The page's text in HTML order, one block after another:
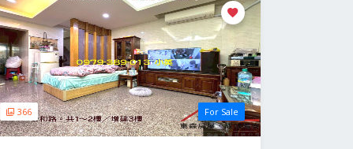
366 For Sale